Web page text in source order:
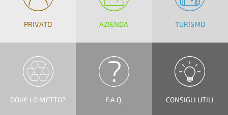
PRIVATO AZIENDA TURISMO
DOVE LO METTO? F.A.Q. CONSIGLI UTILI